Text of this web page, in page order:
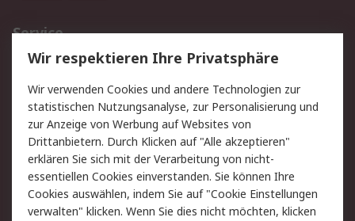
Service
Value Added Services
Lieferlösungen
Rücksendungen
Kontakt
Hilfe
Rechtliches
AGB
Datenschutz
Cookie-Richtlinie
Zahlungsbedingungen
Wir respektieren Ihre Privatsphäre
Wir verwenden Cookies und andere Technologien zur
statistischen Nutzungsanalyse, zur Personalisierung und
zur Anzeige von Werbung auf Websites von
Drittanbietern. Durch Klicken auf "Alle akzeptieren"
erklären Sie sich mit der Verarbeitung von nicht-
essentiellen Cookies einverstanden. Sie können Ihre
Cookies auswählen, indem Sie auf "Cookie Einstellungen
verwalten" klicken. Wenn Sie dies nicht möchten, klicken